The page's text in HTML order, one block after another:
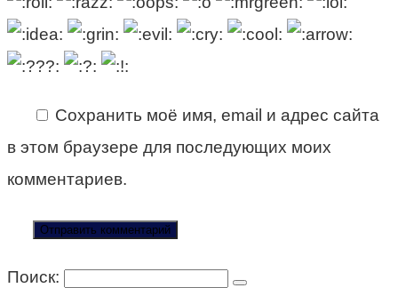
Сохранить моё имя, email и адрес сайта
в этом браузере для последующих моих
комментариев.
Поиск: